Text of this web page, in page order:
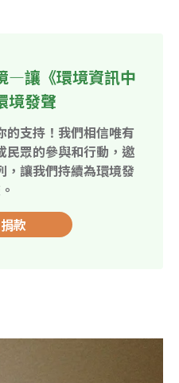
—讓《環境資訊中
境發聲
的支持！我們相信唯有
民眾的參與和行動，邀
，讓我們持續為環境發
款